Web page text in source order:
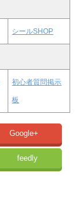
シールSHOP
初心者質問掲示
板
Google+
feedly